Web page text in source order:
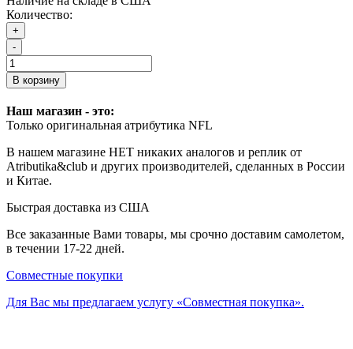
Количество:
+
-
В корзину
Наш магазин - это:
Только оригинальная атрибутика NFL
В нашем магазине НЕТ никаких аналогов и реплик от
Atributika&club и других производителей, сделанных в России
и Китае.
Быстрая доставка из США
Все заказанные Вами товары, мы срочно доставим самолетом,
в течении 17-22 дней.
Совместные покупки
Для Вас мы предлагаем услугу «Совместная покупка».